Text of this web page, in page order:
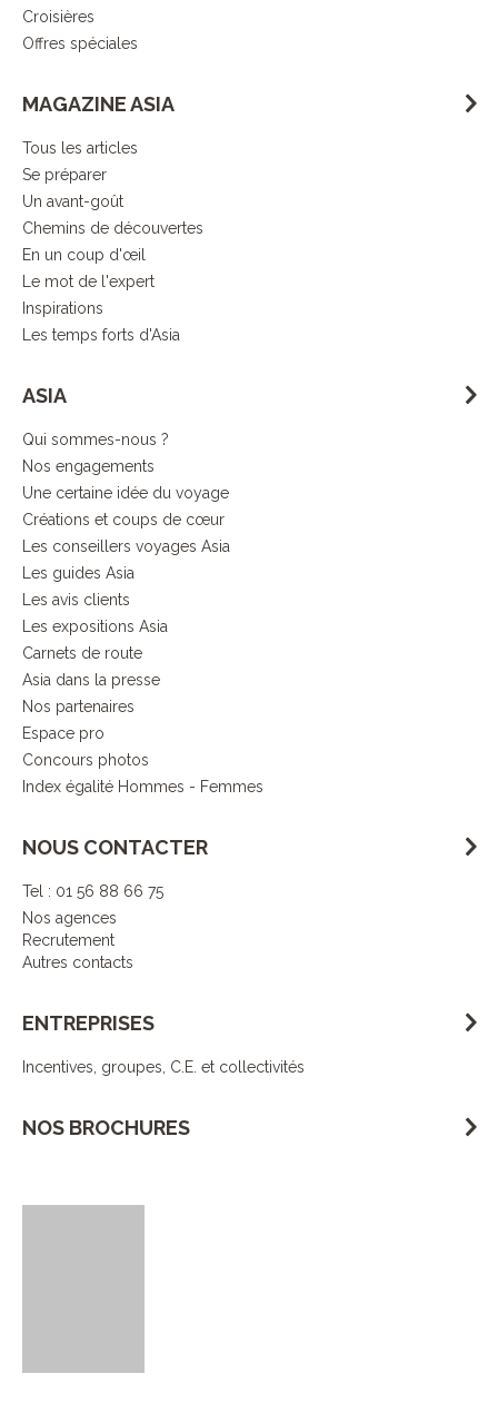
Croisières
Offres spéciales
MAGAZINE ASIA
Tous les articles
Se préparer
Un avant-goût
Chemins de découvertes
En un coup d'œil
Le mot de l'expert
Inspirations
Les temps forts d'Asia
ASIA
Qui sommes-nous ?
Nos engagements
Une certaine idée du voyage
Créations et coups de cœur
Les conseillers voyages Asia
Les guides Asia
Les avis clients
Les expositions Asia
Carnets de route
Asia dans la presse
Nos partenaires
Espace pro
Concours photos
Index égalité Hommes - Femmes
NOUS CONTACTER
Tel : 01 56 88 66 75
Nos agences
Recrutement
Autres contacts
ENTREPRISES
Incentives, groupes, C.E. et collectivités
NOS BROCHURES